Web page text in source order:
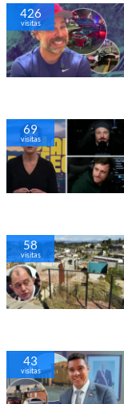
426
visitas
69
visitas
58
visitas
43
visitas